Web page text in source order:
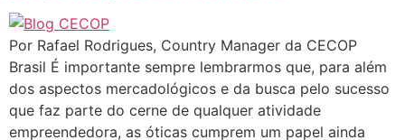
Por Rafael Rodrigues, Country Manager da CECOP
Brasil É importante sempre lembrarmos que, para além
dos aspectos mercadológicos e da busca pelo sucesso
que faz parte do cerne de qualquer atividade
empreendedora, as óticas cumprem um papel ainda